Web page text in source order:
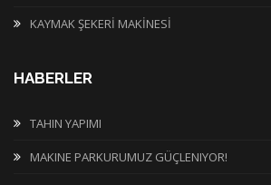
KAYMAK ŞEKERİ MAKİNESİ
HABERLER
TAHIN YAPIMI
MAKINE PARKURUMUZ GÜÇLENIYOR!